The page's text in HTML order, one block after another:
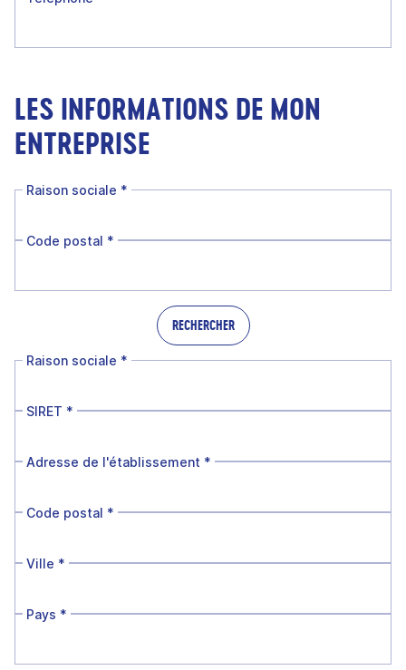
LES INFORMATIONS DE MON
ENTREPRISE
Raison sociale *
Code postal *
RECHERCHER
Raison sociale *
SIRET *
Adresse de l'établissement *
Code postal *
Ville *
Pays *